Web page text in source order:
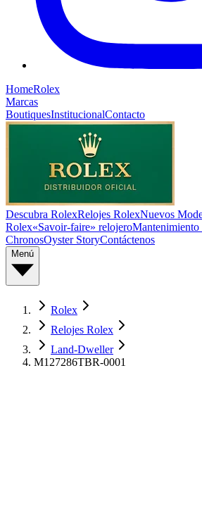
HomeRolex
Marcas
BoutiquesInstitucionalContacto
Descubra RolexRelojes RolexNuevos
Rolex«Savoir-faire» relojero
ChronosOyster StoryContáctenos
Menú
Rolex
Relojes Rolex
Land-Dweller
M127286TBR-0001